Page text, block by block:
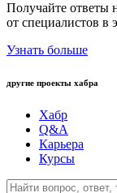
Получайте ответы
от специалистов в
Узнать больше
другие проекты хабра
Хабр
Q&A
Карьера
Курсы